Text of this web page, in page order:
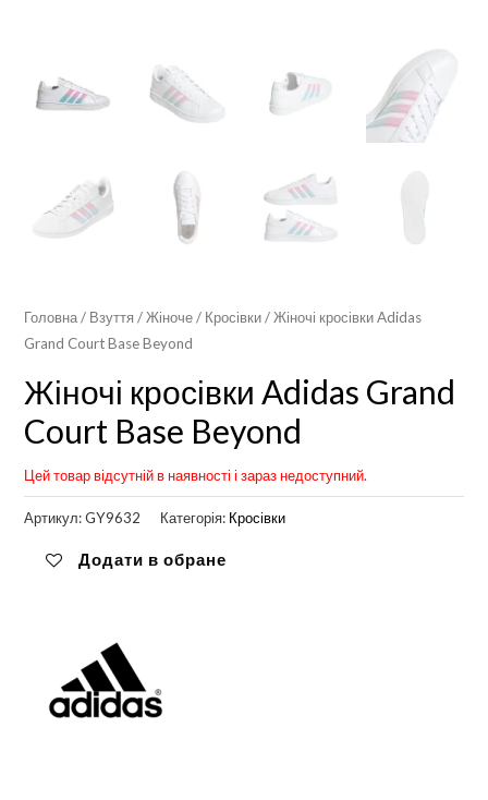
Головна/ Взуття /Жіноче/ Кросівки/ Жіночі кросівки Adidas
Grand Court Base Beyond
Жіночі кросівки Adidas Grand
Court Base Beyond
Цей товар відсутній в наявності і зараз недоступний.
Артикул:GY9632 Категорія: Кросівки
Додати в обране